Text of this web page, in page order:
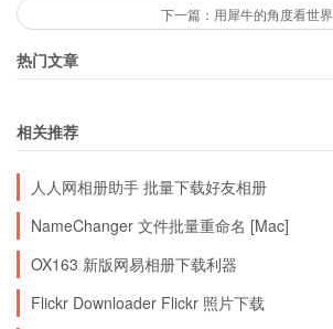
下一篇：用犀牛的角度看世界
热门文章
相关推荐
人人网相册助手 批量下载好友相册
NameChanger 文件批量重命名 [Mac]
OX163 新版网易相册下载利器
Flickr Downloader Flickr 照片下载